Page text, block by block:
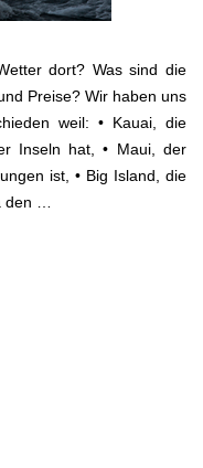
dort? Was sind die
Preise? Wir haben uns
weil: • Kauai, die
Inseln hat, • Maui, der
ist, • Big Island, die
den …